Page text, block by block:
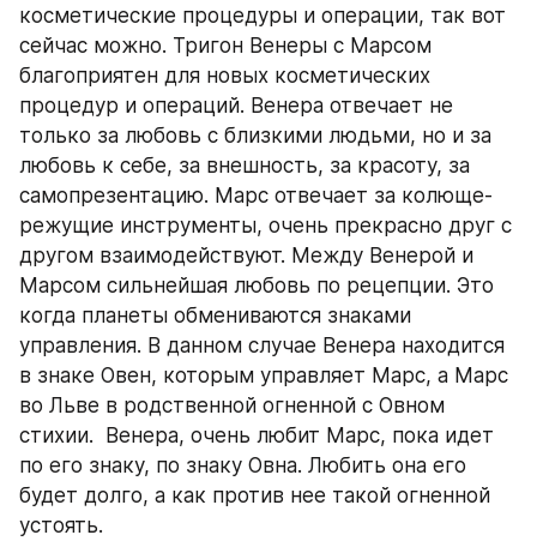
косметические процедуры и операции, так вот
сейчас можно. Тригон Венеры с Марсом
благоприятен для новых косметических
процедур и операций. Венера отвечает не
только за любовь с близкими людьми, но и за
любовь к себе, за внешность, за красоту, за
самопрезентацию. Марс отвечает за колюще-
режущие инструменты, очень прекрасно друг с
другом взаимодействуют. Между Венерой и
Марсом сильнейшая любовь по рецепции. Это
когда планеты обмениваются знаками
управления. В данном случае Венера находится
в знаке Овен, которым управляет Марс, а Марс
во Льве в родственной огненной с Овном
стихии.  Венера, очень любит Марс, пока идет
по его знаку, по знаку Овна. Любить она его
будет долго, а как против нее такой огненной
устоять.